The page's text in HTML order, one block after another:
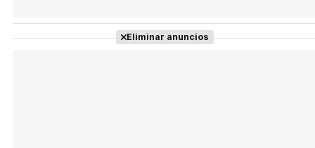
Eliminar anuncios